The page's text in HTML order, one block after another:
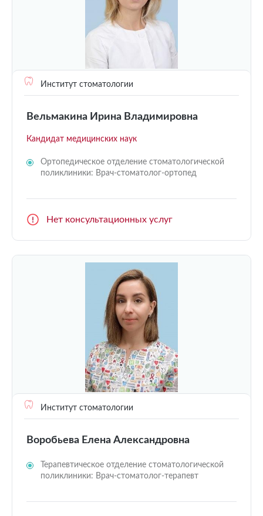
Институт стоматологии
Вельмакина Ирина Владимировна
Кандидат медицинских наук
Ортопедическое отделение стоматологической
поликлиники: Врач-стоматолог-ортопед
Нет консультационных услуг
Институт стоматологии
Воробьева Елена Александровна
Терапевтическое отделение стоматологической
поликлиники: Врач-стоматолог-терапевт